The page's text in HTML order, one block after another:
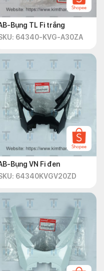
Bụng TL Fi trắng
64340-KVG-A30ZA
Bụng VN Fi đen
64340KVGV20ZD